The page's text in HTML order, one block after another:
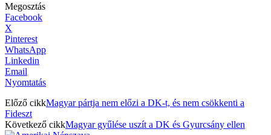
Megosztás
Facebook
X
Pinterest
WhatsApp
Linkedin
Email
Nyomtatás
Előző cikkMagyar pártja nem előzi a DK-t, és nem csökkenti a
Fideszt
Következő cikkMagyar gyűlése uszít a DK és Gyurcsány ellen